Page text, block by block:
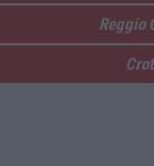
Reggio